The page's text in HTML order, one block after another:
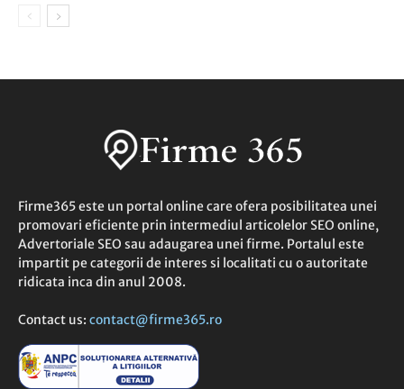
Firme365 este un portal online care ofera posibilitatea unei
promovari eficiente prin intermediul articolelor SEO online,
Advertoriale SEO sau adaugarea unei firme. Portalul este
impartit pe categorii de interes si localitati cu o autoritate
ridicata inca din anul 2008.
Contact us: contact@firme365.ro